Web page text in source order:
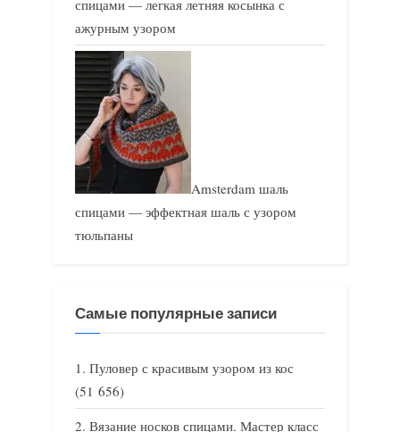
спицами — легкая летняя косынка с
ажурным узором
Amsterdam шаль
спицами — эффектная шаль с узором
тюльпаны
Самые популярные записи
Пуловер с красивым узором из кос
(51 656)
Вязание носков спицами. Мастер класс